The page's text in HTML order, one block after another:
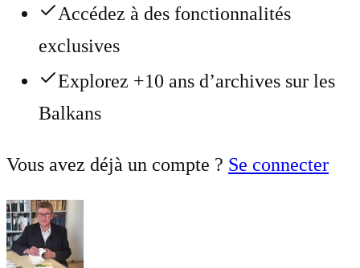
Accédez à des fonctionnalités
exclusives
Explorez +10 ans d’archives sur les
Balkans
Vous avez déjà un compte ? Se connecter